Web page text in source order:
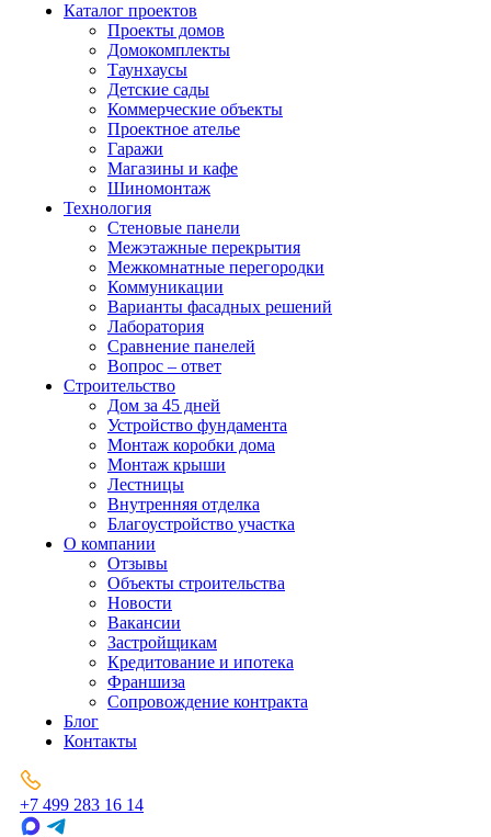
Каталог проектов
Проекты домов
Домокомплекты
Таунхаусы
Детские сады
Коммерческие объекты
Проектное ателье
Гаражи
Магазины и кафе
Шиномонтаж
Технология
Стеновые панели
Межэтажные перекрытия
Межкомнатные перегородки
Коммуникации
Варианты фасадных решений
Лаборатория
Сравнение панелей
Вопрос – ответ
Строительство
Дом за 45 дней
Устройство фундамента
Монтаж коробки дома
Монтаж крыши
Лестницы
Внутренняя отделка
Благоустройство участка
О компании
Отзывы
Объекты строительства
Новости
Вакансии
Застройщикам
Кредитование и ипотека
Франшиза
Сопровождение контракта
Блог
Контакты
+7 499 283 16 14